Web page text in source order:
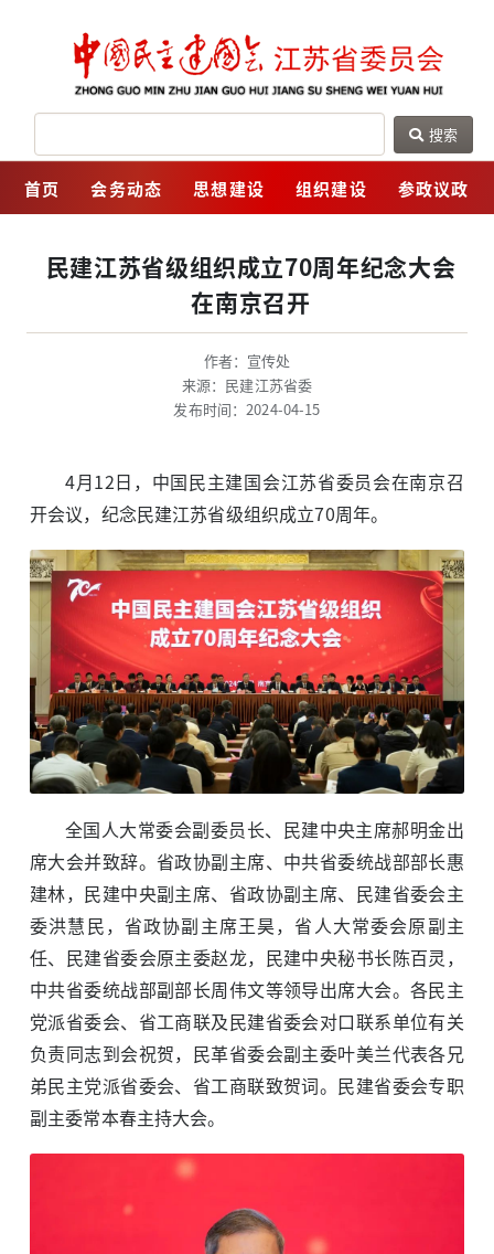
网
搜索
首页 会务动态 思想建设 组织建设 参政议政
民建江苏省级组织成立70周年纪念大会
在南京召开
作者：宣传处
来源：民建江苏省委
发布时间：2024-04-15
4月12日，中国民主建国会江苏省委员会在南京召
开会议，纪念民建江苏省级组织成立70周年。
全国人大常委会副委员长、民建中央主席郝明金出
席大会并致辞。省政协副主席、中共省委统战部部长惠
建林，民建中央副主席、省政协副主席、民建省委会主
委洪慧民，省政协副主席王昊，省人大常委会原副主
任、民建省委会原主委赵龙，民建中央秘书长陈百灵，
中共省委统战部副部长周伟文等领导出席大会。各民主
党派省委会、省工商联及民建省委会对口联系单位有关
负责同志到会祝贺，民革省委会副主委叶美兰代表各兄
弟民主党派省委会、省工商联致贺词。民建省委会专职
副主委常本春主持大会。